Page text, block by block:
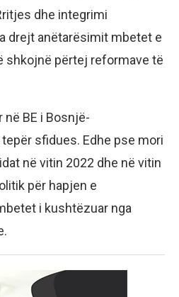
dhe integrimi
drejt anëtarësimit mbetet e
shkojnë përtej reformave të
BE i Bosnjë-
sfidues. Edhe pse mori
në vitin 2022 dhe në vitin
për hapjen e
i kushtëzuar nga